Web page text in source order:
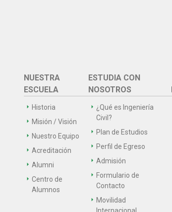
NUESTRA
ESCUELA
Historia
Misión / Visión
Nuestro Equipo
Acreditación
Alumni
Centro de
Alumnos
ESTUDIA CON
NOSOTROS
¿Qué es Ingeniería
Civil?
Plan de Estudios
Perfil de Egreso
Admisión
Formulario de
Contacto
Movilidad